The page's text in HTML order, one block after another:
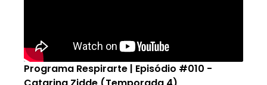
Programa Respirarte | Episódio #010 -